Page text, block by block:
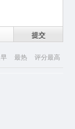
提交
最热 评分最高